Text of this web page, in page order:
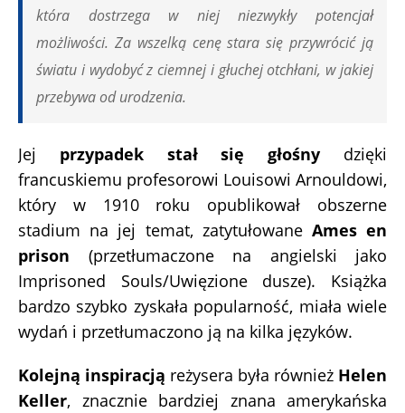
która dostrzega w niej niezwykły potencjał
możliwości. Za wszelką cenę stara się przywrócić ją
światu i wydobyć z ciemnej i głuchej otchłani, w jakiej
przebywa od urodzenia.
Jej przypadek stał się głośny dzięki
francuskiemu profesorowi Louisowi Arnouldowi,
który w 1910 roku opublikował obszerne
stadium na jej temat, zatytułowane Ames en
prison (przetłumaczone na angielski jako
Imprisoned Souls/Uwięzione dusze). Książka
bardzo szybko zyskała popularność, miała wiele
wydań i przetłumaczono ją na kilka języków.
Kolejną inspiracją reżysera była również Helen
Keller, znacznie bardziej znana amerykańska